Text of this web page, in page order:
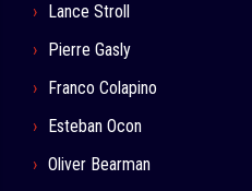
Lance Stroll
Pierre Gasly
Franco Colapino
Esteban Ocon
Oliver Bearman